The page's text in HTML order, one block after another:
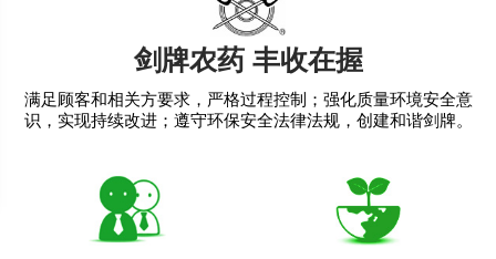
剑牌农药 丰收在握
满足顾客和相关方要求，严格过程控制；强化质量环境安全意
识，实现持续改进；遵守环保安全法律法规，创建和谐剑牌。